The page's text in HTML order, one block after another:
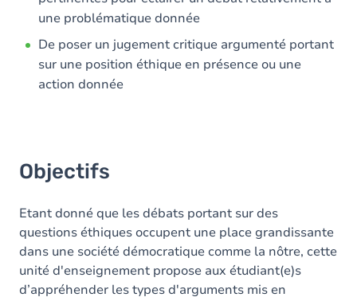
une problématique donnée
De poser un jugement critique argumenté portant
sur une position éthique en présence ou une
action donnée
Objectifs
Etant donné que les débats portant sur des
questions éthiques occupent une place grandissante
dans une société démocratique comme la nôtre, cette
unité d'enseignement propose aux étudiant(e)s
d’appréhender les types d'arguments mis en